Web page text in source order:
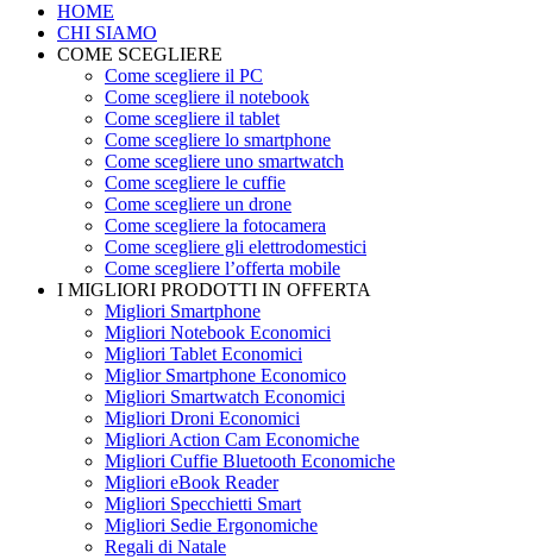
HOME
CHI SIAMO
COME SCEGLIERE
Come scegliere il PC
Come scegliere il notebook
Come scegliere il tablet
Come scegliere lo smartphone
Come scegliere uno smartwatch
Come scegliere le cuffie
Come scegliere un drone
Come scegliere la fotocamera
Come scegliere gli elettrodomestici
Come scegliere l’offerta mobile
I MIGLIORI PRODOTTI IN OFFERTA
Migliori Smartphone
Migliori Notebook Economici
Migliori Tablet Economici
Miglior Smartphone Economico
Migliori Smartwatch Economici
Migliori Droni Economici
Migliori Action Cam Economiche
Migliori Cuffie Bluetooth Economiche
Migliori eBook Reader
Migliori Specchietti Smart
Migliori Sedie Ergonomiche
Regali di Natale